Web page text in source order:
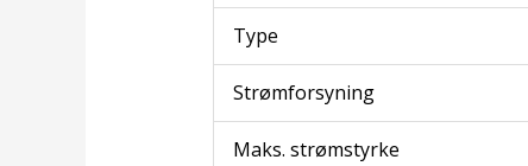
Type
Strømforsyning
Maks. strømstyrke